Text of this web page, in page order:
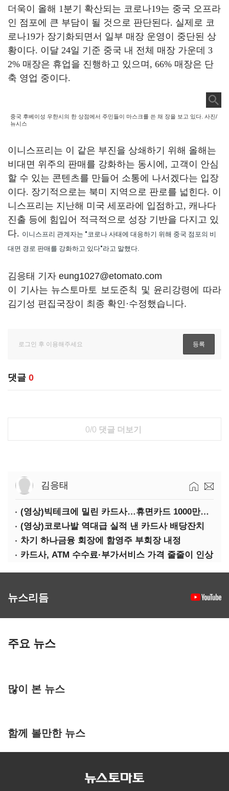
더욱이 올해 1분기 확산되는 코로나19는 중국 오프라
인 점포에 큰 부담이 될 것으로 판단된다. 실제로 코
로나19가 장기화되면서 일부 매장 운영이 중단된 상
황이다. 이달 24일 기준 중국 내 전체 매장 가운데 3
2% 매장은 휴업을 진행하고 있으며 , 66% 매장은 단
축 영업 중이다.
중국 후베이성 우한시의 한 상점에서 주민들이 마스크를 쓴 채 장을 보고 있다. 사진/
뉴시스
이니스프리는 이 같은 부진을 상쇄하기 위해 올해는
비대면 위주의 판매를 강화하는 동시에 , 고객이 안심
할 수 있는 콘텐츠를 만들어 소통에 나서겠다는 입장
이다. 장기적으로는 북미 지역으로 판로를 넓힌다. 이
니스프리는 지난해 미국 세포라에 입점하고, 캐나다
진출 등에 힘입어 적극적으로 성장 기반을 다지고 있
다. 이니스프리 관계자는 "코로나 사태에 대응하기 위해 중국 점포의 비
대면 경로 판매를 강화하고 있다"라고 말했다.
김응태 기자 eung1027@etomato.com
이 기사는 뉴스토마토 보도준칙 및 윤리강령에 따라
김기성 편집국장이 최종 확인·수정했습니다.
댓글 0
0/0 댓글 더보기
김응태
(영상)빅테크에 밀린 카드사…휴면카드 1000만장 육박
(영상)코로나발 역대급 실적 낸 카드사 배당잔치
차기 하나금융 회장에 함영주 부회장 내정
카드사, ATM 수수료·부가서비스 가격 줄줄이 인상
뉴스리듬
주요 뉴스
많이 본 뉴스
함께 볼만한 뉴스